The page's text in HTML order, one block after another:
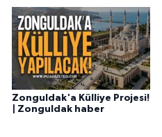
Zonguldak'a Külliye Projesi!
| Zonguldak haber